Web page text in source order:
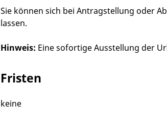
Sie können sich bei Antragstellung oder
lassen.
Hinweis: Eine sofortige Ausstellung der
Fristen
keine